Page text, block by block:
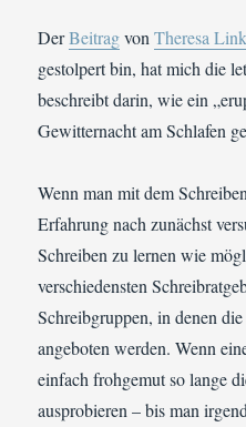
DerBeitragvonTheresa Link
gestolpert bin, hat mich die
beschreibt darin, wie ein
Gewitternacht am Schlafen
Wenn man mit dem
Erfahrung nach zunächst
Schreiben zu lernen wie
verschiedensten
Schreibgruppen, in denen
angeboten werden. Wenn
einfach frohgemut so lange
ausprobieren – bis man